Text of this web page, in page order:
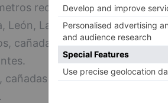
recorridos por la provincia
León, La Rioja y Extremadura.
cañadas e infraestructuras
cañadas e infraestructuras